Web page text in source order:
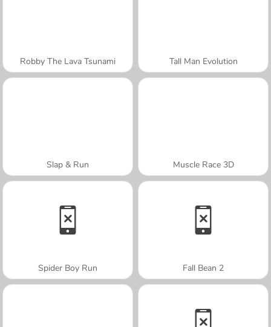
Robby The Lava Tsunami Tall Man Evolution
Slap & Run Muscle Race 3D
Spider Boy Run Fall Bean 2